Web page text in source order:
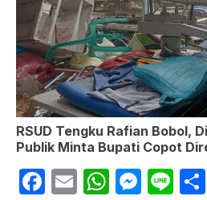
RSUD Tengku Rafian Bobol,
Publik Minta Bupati Copot
Facebook
Email Line